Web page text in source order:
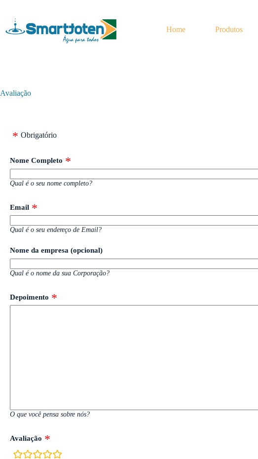
conteúdo
Home Produtos
Avaliação
Obrigatório
Nome Completo
Qual é o seu nome completo?
Email
Qual é o seu endereço de Email?
Nome da empresa (opcional)
Qual é o nome da sua Corporação?
Depoimento
O que você pensa sobre nós?
Avaliação
rating